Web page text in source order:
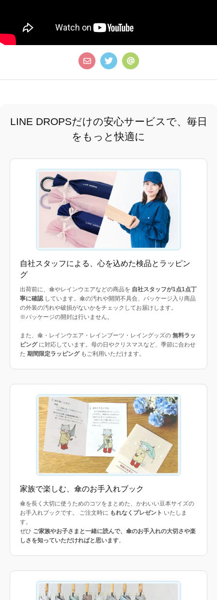
LINE DROPSだけの安心サービスで、毎日
をもっと快適に
自社スタッフによる、心を込めた検品とラッピン
グ
出荷前に、傘やレインウエアなどの商品を 自社スタッフが1点1点丁
寧に確認しています。傘の汚れや開閉不具合、パッケージ入り商品
の外装の汚れや破損がないかをチェックしてお届けします。
※パッケージの開封は行いません。
また、傘・レインウエア・レインブーツ・レイングッズの 無料ラッ
ピングに対応しています。母の日やクリスマスなど、季節に合わせ
た 期間限定ラッピングもご利用いただけます。
家族で楽しむ、傘のお手入れブック
傘を長く大切に使うためのコツをまとめた、かわいい豆本サイズの
お手入れブックです。 ご注文時に もれなくプレゼント いたしま
す。
ぜひ ご家族やお子さまと一緒に読んで、傘のお手入れの大切さや楽
しさを知っていただければと思います。